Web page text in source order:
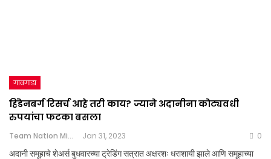
गावगाडा
हिंडेनबर्ग रिसर्च आहे तरी काय? ज्याने अदानीना कोट्यवधी
रुपयांचा फटका बसला
Team Nation Mic Jan 31, 2023 0
अदानी समूहाचे शेअर्स बुधवारच्या ट्रेडिंग सत्रात अक्षरशः धराशायी झाले आणि समूहाच्या